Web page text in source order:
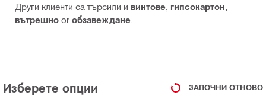
Други клиенти са търсили и винтове гипсокартон
вътрешно or обзавеждане
Изберете опции ЗАПОЧНИ ОТНОВО